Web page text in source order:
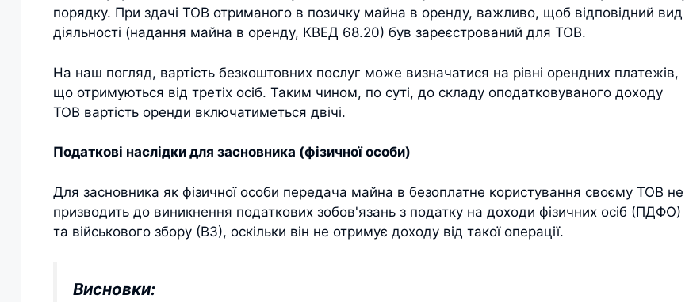
порядку. При здачі ТОВ отриманого в позичку майна в оренду, важливо, щоб відповідний вид
діяльності (надання майна в оренду, КВЕД 68.20) був зареєстрований для ТОВ.
На наш погляд, вартість безкоштовних послуг може визначатися на рівні орендних платежів,
що отримуються від третіх осіб. Таким чином, по суті, до складу оподатковуваного доходу
ТОВ вартість оренди включатиметься двічі.
Податкові наслідки для засновника (фізичної особи)
Для засновника як фізичної особи передача майна в безоплатне користування своєму ТОВ не
призводить до виникнення податкових зобов'язань з податку на доходи фізичних осіб (ПДФО)
та військового збору (ВЗ), оскільки він не отримує доходу від такої операції.
Висновки: